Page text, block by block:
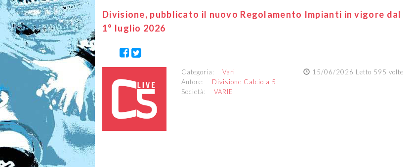
Divisione, pubblicato il nuovo Regolamento Impianti in vigore dal
1° luglio 2026
15/06/2026 Letto 595 volte
Categoria: Vari
Autore: Divisione Calcio a 5
Società: VARIE